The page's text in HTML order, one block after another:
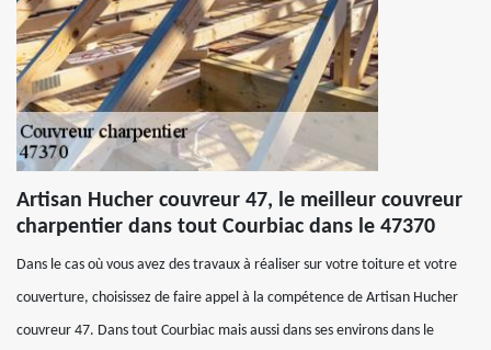
Artisan Hucher couvreur 47, le meilleur couvreur
charpentier dans tout Courbiac dans le 47370
Dans le cas où vous avez des travaux à réaliser sur votre toiture et votre
couverture, choisissez de faire appel à la compétence de Artisan Hucher
couvreur 47. Dans tout Courbiac mais aussi dans ses environs dans le